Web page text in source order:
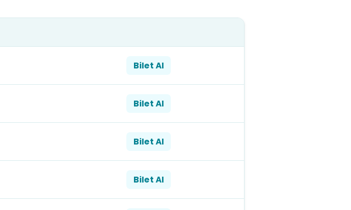
Bilet Al
Bilet Al
Bilet Al
Bilet Al